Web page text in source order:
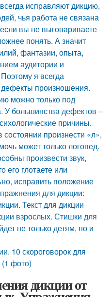
исправляют дикцию,
чья работа не связана
вы не выговариваете
понять. А значит
фантазии, опыта,
аудитории и
я всегда
произношения.
можно только под
У большинства дефектов –
причины.
произнести «л»,
может только логопед.
произвести звук,
его глотаете или
исправить положение
для дикции:
Текст для дикции
взрослых. Стишки для
не только детям, но и
10 скороговорок для
(1 фото)
дикции от